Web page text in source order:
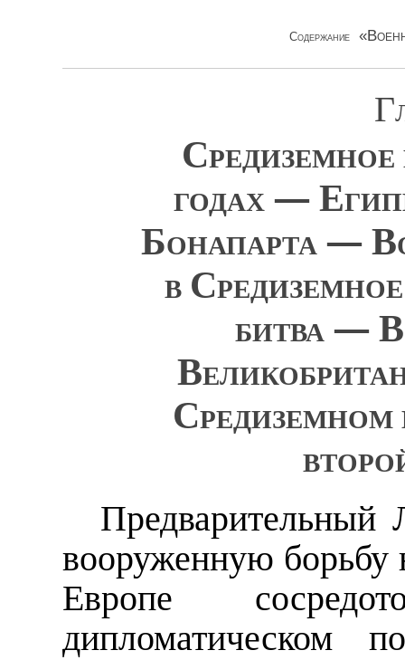
Содержание
Средиземное
годах —
Бонапарта —
в
битва —
Средиземном
Предварительный
вооруженную борьбу
Европе
дипломатическом